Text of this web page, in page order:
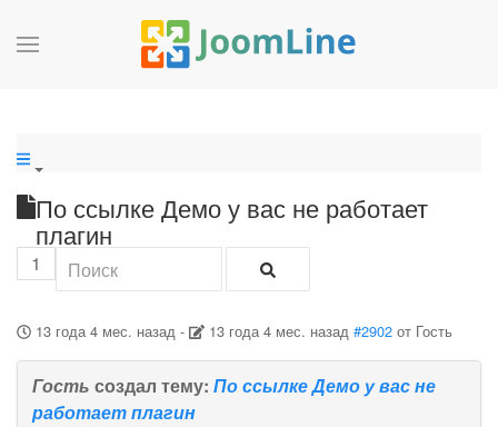
По ссылке Демо у вас не работает
плагин
1
13 года 4 мес. назад- 13 года 4 мес. назад #2902 от Гость
Гость создал тему: По ссылке Демо у вас не
работает плагин